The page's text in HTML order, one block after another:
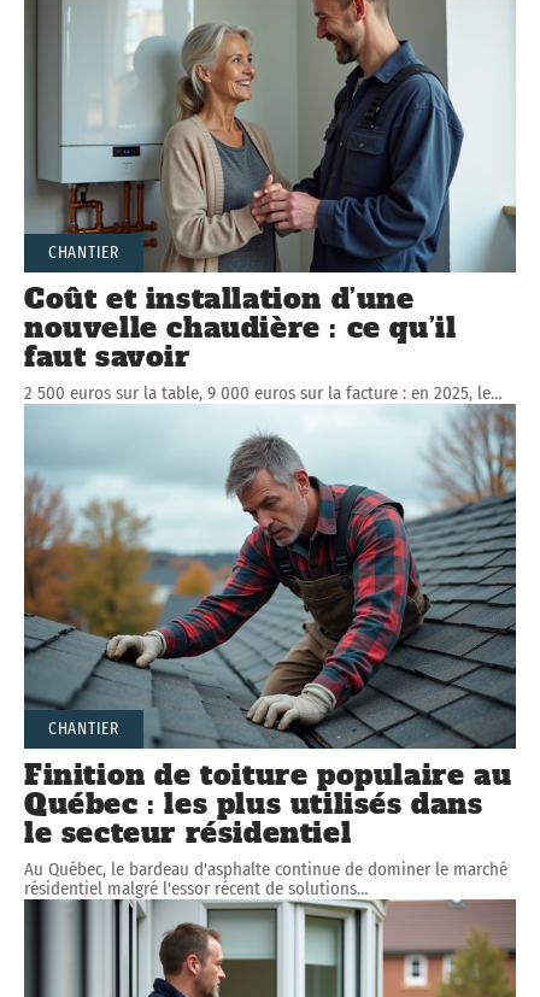
CHANTIER
Coût et installation d’une
nouvelle chaudière : ce qu’il
faut savoir
2 500 euros sur la table, 9 000 euros sur la facture : en 2025, le…
CHANTIER
Finition de toiture populaire au
Québec : les plus utilisés dans
le secteur résidentiel
Au Québec, le bardeau d'asphalte continue de dominer le marché
résidentiel malgré l'essor récent de solutions…